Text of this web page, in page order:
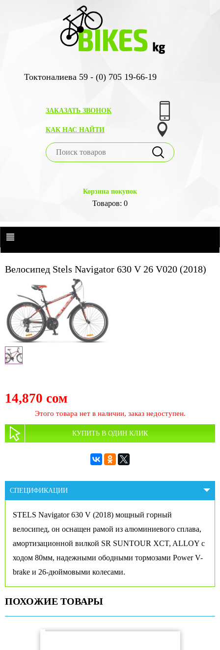
Токтоналиева 59 - (0) 705 19-66-19
ЗАКАЗАТЬ ЗВОНОК
КАК НАС НАЙТИ
Корзина покупок
Товаров: 0
Велосипед Stels Navigator 630 V 26 V020 (2018)
14,870 сом
Этого товара нет в наличии, заказ недоступен.
КУПИТЬ В ОДИН КЛИК
СПЕЦИФИКАЦИИ
STELS Navigator 630 V (2018) мощный горный
велосипед, он оснащен рамой из алюминиевого сплава,
амортизационной вилкой SR SUNTOUR XCT, ALLOY с
ходом 80мм, надежными ободными тормозами Power V-
brake и 26-дюймовыми колесами.
ПОХОЖИЕ ТОВАРЫ